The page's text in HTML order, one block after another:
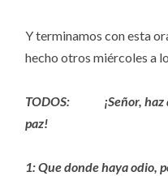
Y terminamos con esta
hecho otros miércoles a
TODOS: ¡Señor, haz
paz!
1: Que donde haya odio,